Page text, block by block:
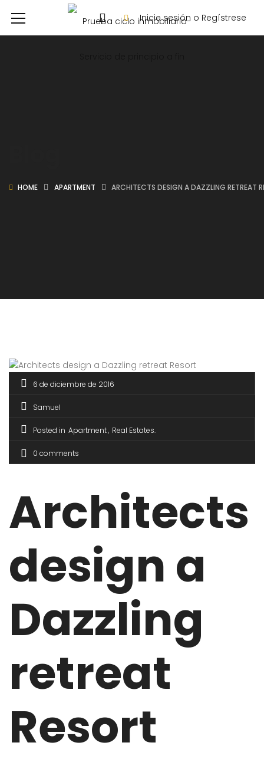
Inicie sesión o Regístrese
HOME APARTMENT ARCHITECTS DESIGN A DAZZLING RETREAT
6 de diciembre de 2016
Samuel
Posted in Apartment Real Estates
0 comments
Architects
design a
Dazzling
retreat
Resort